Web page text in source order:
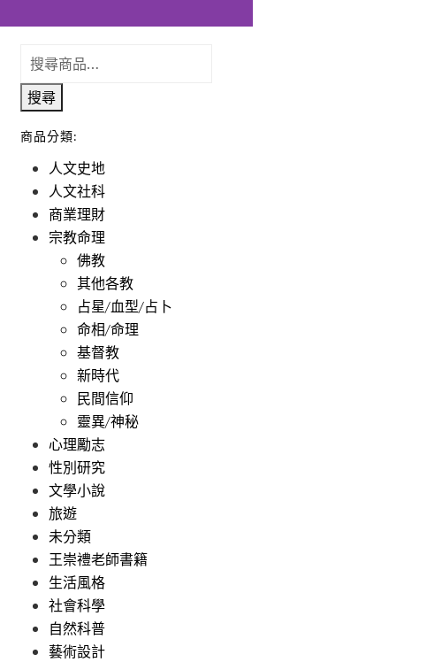
搜尋
商品分類:
人文史地
人文社科
商業理財
宗教命理
佛教
其他各教
占星/血型/占卜
命相/命理
基督教
新時代
民間信仰
靈異/神秘
心理勵志
性別研究
文學小說
旅遊
未分類
王崇禮老師書籍
生活風格
社會科學
自然科普
藝術設計